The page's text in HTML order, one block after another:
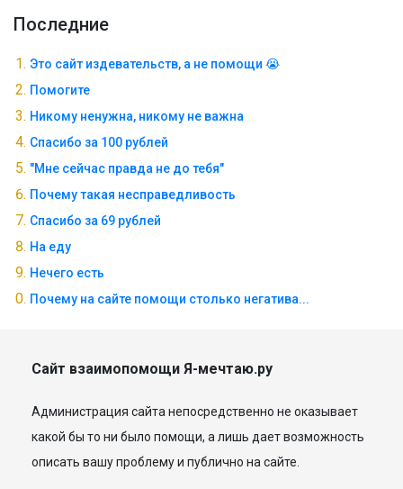
Последние
Это сайт издевательств, а не помощи 😭
Помогите
Никому ненужна, никому не важна
Спасибо за 100 рублей
"Мне сейчас правда не до тебя"
Почему такая несправедливость
Спасибо за 69 рублей
На еду
Нечего есть
Почему на сайте помощи столько негатива...
Сайт взаимопомощи Я-мечтаю.ру
Администрация сайта непосредственно не оказывает
какой бы то ни было помощи, а лишь дает возможность
описать вашу проблему и публично на сайте.